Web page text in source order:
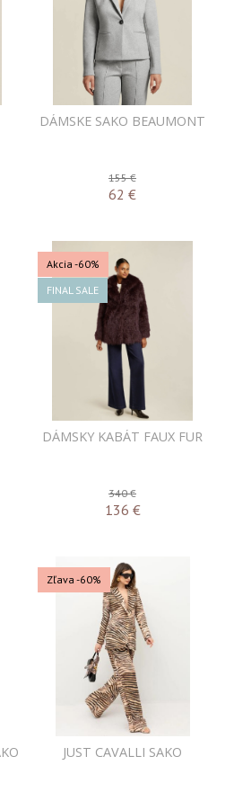
DÁMSKE SAKO BEAUMONT
155 €
62 €
Akcia -60%
FINAL SALE
DÁMSKY KABÁT FAUX FUR
340 €
136 €
Zľava -60%
JUST CAVALLI SAKO